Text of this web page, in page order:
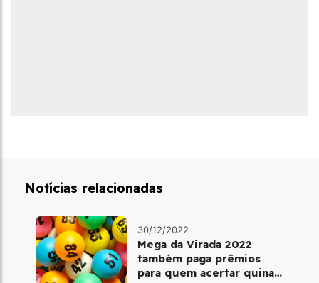
Notícias relacionadas
30/12/2022
Mega da Virada 2022
também paga prêmios
para quem acertar quina